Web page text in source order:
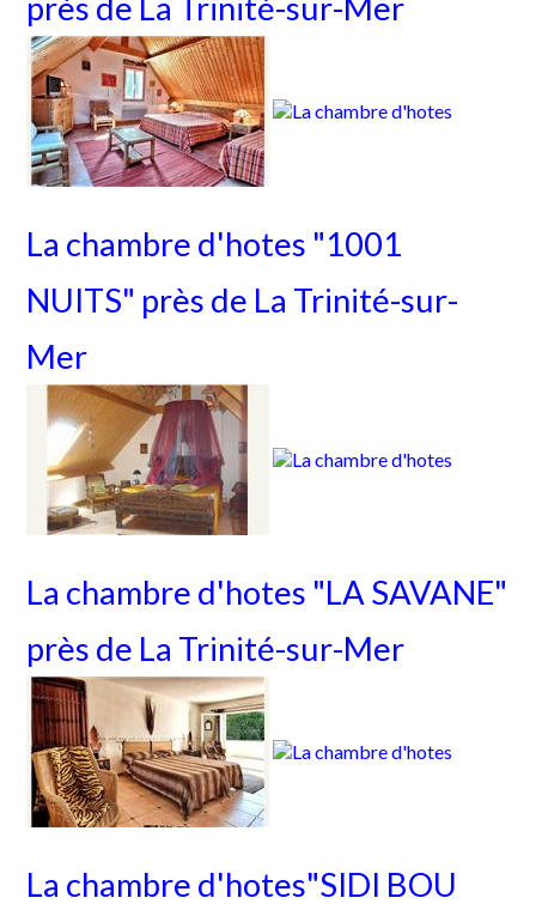
La chambre d'hotes "1001
NUITS" près de La Trinité-sur-
Mer
La chambre d'hotes "LA SAVANE"
près de La Trinité-sur-Mer
La chambre d'hotes"SIDI BOU